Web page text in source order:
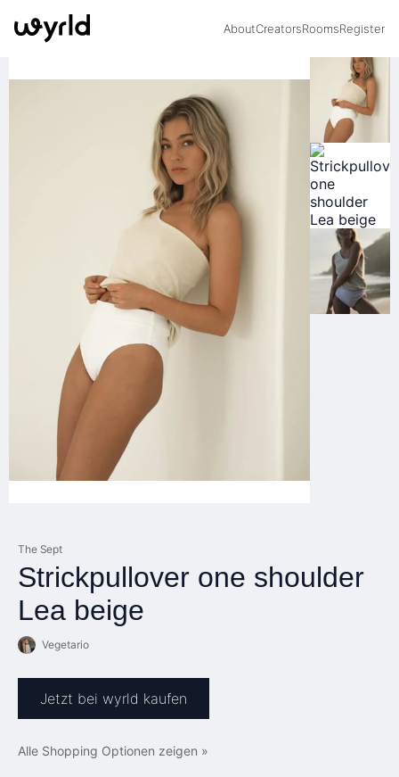
AboutCreatorsRoomsRegister
The Sept
Strickpullover one shoulder
Lea beige
Vegetario
Jetzt bei wyrld kaufen
Alle Shopping Optionen zeigen »